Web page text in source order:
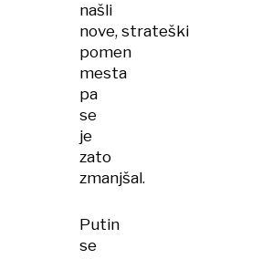
našli
nove, strateški
pomen
mesta
pa
se
je
zato
zmanjšal.
Putin
se